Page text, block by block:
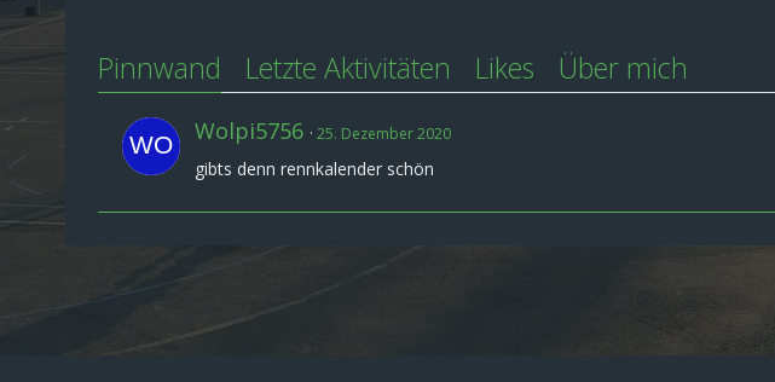
Pinnwand Letzte Aktivitäten Likes Über mich
Wolpi5756 25. Dezember 2020
gibts denn rennkalender schön